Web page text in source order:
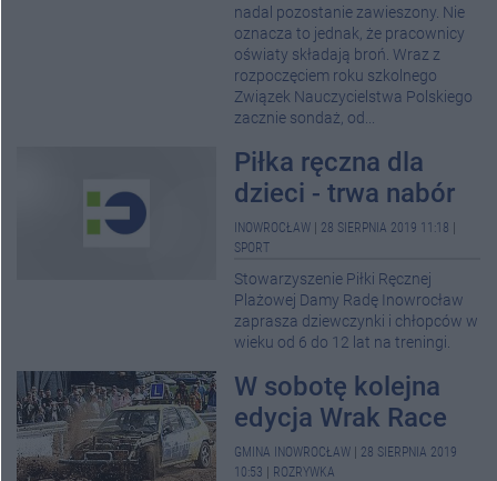
nadal pozostanie zawieszony. Nie
oznacza to jednak, że pracownicy
oświaty składają broń. Wraz z
rozpoczęciem roku szkolnego
Związek Nauczycielstwa Polskiego
zacznie sondaż, od...
Piłka ręczna dla
dzieci - trwa nabór
INOWROCŁAW 28 SIERPNIA 2019 11:18
SPORT
Stowarzyszenie Piłki Ręcznej
Plażowej Damy Radę Inowrocław
zaprasza dziewczynki i chłopców w
wieku od 6 do 12 lat na treningi.
W sobotę kolejna
edycja Wrak Race
GMINA INOWROCŁAW
28 SIERPNIA 2019
10:53
ROZRYWKA